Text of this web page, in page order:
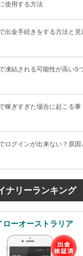
使用する方法
出金手続きをする方法と見
凍結される可能性が高い5
稼ぎすぎた場合に起こる事
ログインが出来ない？原因
ナリーランキング
ローオーストラリア